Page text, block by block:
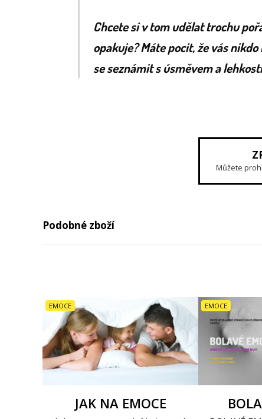
Chcete si v tom udělat trochu
opakuje? Máte pocit, že vás
se seznámit s úsměvem a
Můžete
Podobné zboží
EMOCE
JAK NA EMOCE
EMOCE